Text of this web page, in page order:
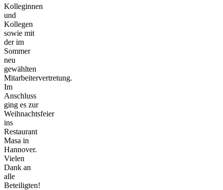
Kolleginnen
und
Kollegen
sowie mit
der im
Sommer
neu
gewählten
Mitarbeitervertretung.
Im
Anschluss
ging es zur
Weihnachtsfeier
ins
Restaurant
Masa in
Hannover.
Vielen
Dank an
alle
Beteiligten!